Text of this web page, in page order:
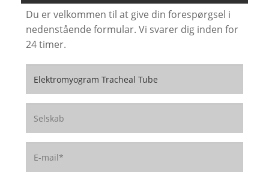
Du er velkommen til at give din forespørgsel i
nedenstående formular. Vi svarer dig inden for
24 timer.